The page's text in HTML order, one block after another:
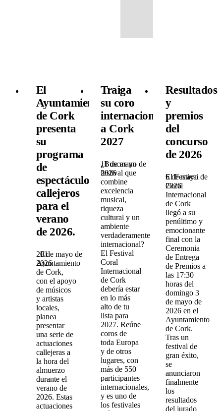
El
Ayuntamiento
de Cork
presenta
su
programa
de
espectáculos
callejeros
para el
verano
de 2026.
20 de mayo de
2026
El
Ayuntamiento
de Cork,
con el apoyo
de músicos
y artistas
locales,
planea
presentar
una serie de
actuaciones
callejeras a
la hora del
almuerzo
durante el
verano de
2026. Estas
actuaciones
Traiga
su coro
internacional
a Cork
2027
11 de mayo de
2026
¿Buscas un
festival que
combine
excelencia
musical,
riqueza
cultural y un
ambiente
verdaderamente
internacional?
El Festival
Coral
Internacional
de Cork
debería estar
en lo más
alto de tu
lista para
2027. Reúne
coros de
toda Europa
y de otros
lugares, con
más de 550
participantes
internacionales,
y es uno de
los festivales
Resultados
y
premios
del
concurso
de 2026
6 de mayo de
2026
El Festival
Coral
Internacional
de Cork
llegó a su
penúltimo y
emocionante
final con la
Ceremonia
de Entrega
de Premios a
las 17:30
horas del
domingo 3
de mayo de
2026 en el
Ayuntamiento
de Cork.
Tras un
festival de
gran éxito,
se
anunciaron
finalmente
los
resultados
del jurado